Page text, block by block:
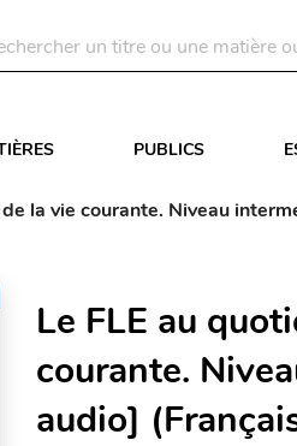
PUBLICS
la vie courante. Niveau
Le FLE au
courante.
audio]